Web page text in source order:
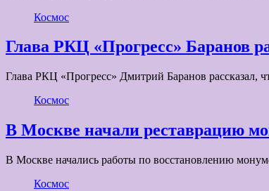
Космос
Глава РКЦ «Прогресс» Баранов
Глава РКЦ «Прогресс» Дмитрий Баранов
Космос
В Москве начали реставрацию
В Москве начались работы по восстановлению
Космос